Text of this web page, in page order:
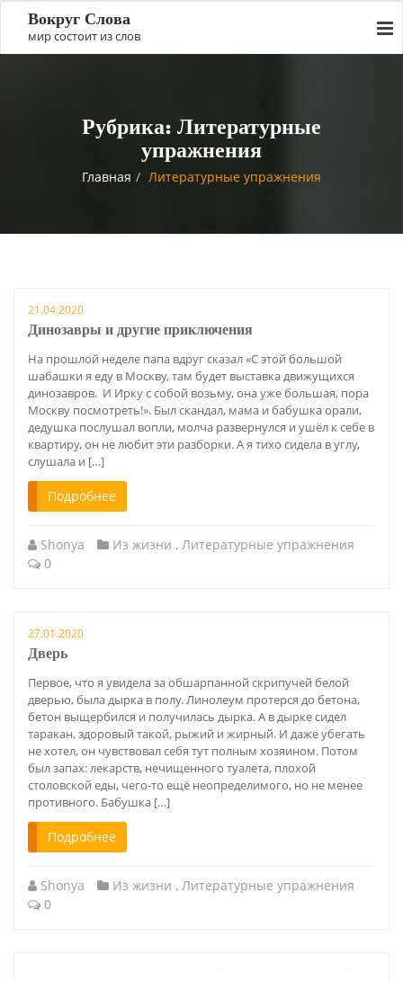
Вокруг Слова
мир состоит из слов
Рубрика: Литературные
упражнения
Главная Литературные упражнения
21.04.2020
Динозавры и другие приключения
На прошлой неделе папа вдруг сказал «С этой большой
шабашки я еду в Москву, там будет выставка движущихся
динозавров. И Ирку с собой возьму, она уже большая, пора
Москву посмотреть!». Был скандал, мама и бабушка орали,
дедушка послушал вопли, молча развернулся и ушёл к себе в
квартиру, он не любит эти разборки. А я тихо сидела в углу,
слушала и […]
Подробнее
Shonya Из жизни , Литературные упражнения
0
27.01.2020
Дверь
Первое, что я увидела за обшарпанной скрипучей белой
дверью, была дырка в полу. Линолеум протерся до бетона,
бетон выщербился и получилась дырка. А в дырке сидел
таракан, здоровый такой, рыжий и жирный. И даже убегать
не хотел, он чувствовал себя тут полным хозяином. Потом
был запах: лекарств, нечищенного туалета, плохой
столовской еды, чего-то ещё неопределимого, но не менее
противного. Бабушка […]
Подробнее
Shonya Из жизни , Литературные упражнения
0